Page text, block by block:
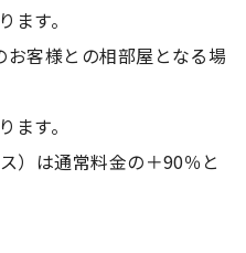
す。
客様との相部屋となる場
す。
）は通常料金の＋90％と